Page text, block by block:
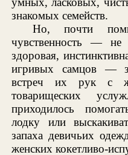
знакомых семейств.
Но, почти
чувственность — не
здоровая,
игривых самцов —
встреч их рук с
товарищеских
приходилось
лодку или
запаха девичьих
женских кокетливо-